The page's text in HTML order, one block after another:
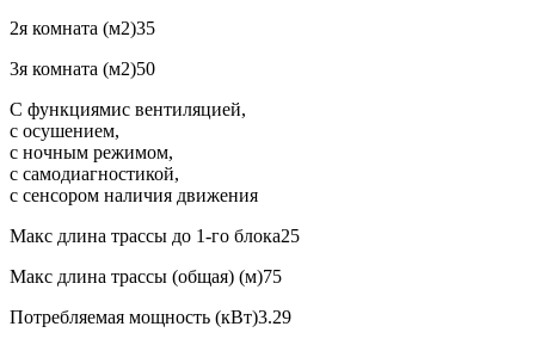
2я комната (м2)35
3я комната (м2)50
С функциямис вентиляцией,
с осушением,
с ночным режимом,
с самодиагностикой,
с сенсором наличия движения
Макс длина трассы до 1-го блока25
Макс длина трассы (общая) (м)75
Потребляемая мощность (кВт)3.29